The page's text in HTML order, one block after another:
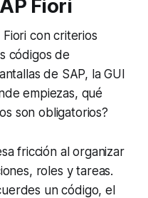
Fiori
con criterios
códigos de
de SAP, la GUI
empiezas, qué
son obligatorios?
fricción al organizar
roles y tareas.
un código, el